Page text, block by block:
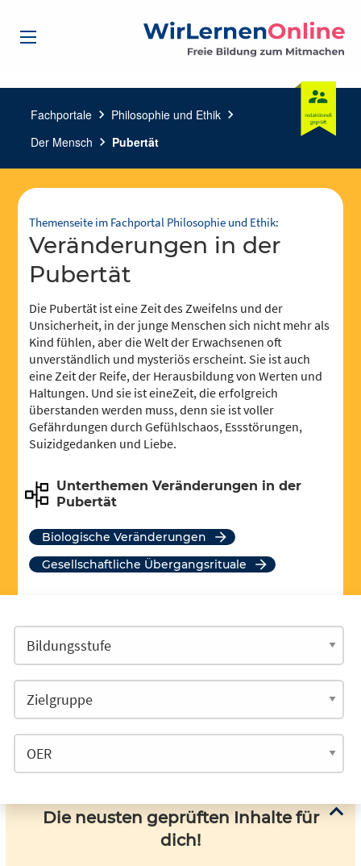
Fachportale chevron_right Philosophie und Ethik chevron_right
Der Mensch chevron_right Pubertät
Themenseite im Fachportal Philosophie und Ethik:
Veränderungen in der
Pubertät
Die Pubertät ist eine Zeit des Zweifelns und der
Unsicherheit, in der junge Menschen sich nicht mehr als
Kind fühlen, aber die Welt der Erwachsenen oft
unverständlich und mysteriös erscheint. Sie ist auch
eine Zeit der Reife, der Herausbildung von Werten und
Haltungen. Und sie ist eineZeit, die erfolgreich
überstanden werden muss, denn sie ist voller
Gefährdungen durch Gefühlschaos, Essstörungen,
Suizidgedanken und Liebe.
Unterthemen Veränderungen in der
Pubertät
Biologische Veränderungen
gesellschaftliche Übergangsrituale
Die neusten geprüften Inhalte für
dich!